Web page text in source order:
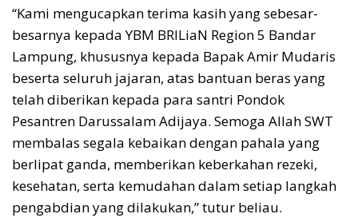
“Kami mengucapkan terima kasih yang sebesar-
besarnya kepada YBM BRILiaN Region 5 Bandar
Lampung, khususnya kepada Bapak Amir Mudaris
beserta seluruh jajaran, atas bantuan beras yang
telah diberikan kepada para santri Pondok
Pesantren Darussalam Adijaya. Semoga Allah SWT
membalas segala kebaikan dengan pahala yang
berlipat ganda, memberikan keberkahan rezeki,
kesehatan, serta kemudahan dalam setiap langkah
pengabdian yang dilakukan,” tutur beliau.